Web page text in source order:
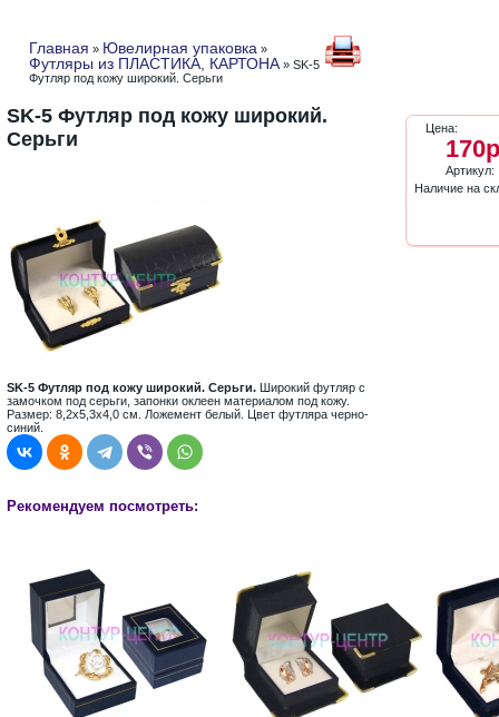
Главная » Ювелирная упаковка »
Футляры из ПЛАСТИКА, КАРТОНА » SK-5
Футляр под кожу широкий. Серьги
SK-5 Футляр под кожу широкий.
Серьги
SK-5 Футляр под кожу широкий. Серьги. Широкий футляр с
замочком под серьги, запонки оклеен материалом под кожу.
Размер: 8,2х5,3х4,0 см. Ложемент белый. Цвет футляра черно-
синий.
Цена:
Артикул:
Наличие на
Рекомендуем посмотреть: